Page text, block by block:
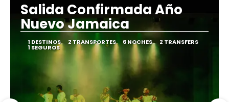
Salida Confirmada Año
Nuevo Jamaica
1 DESTINOS 2 TRANSPORTES 6 NOCHES 2 TRANSFERS
1 SEGUROS